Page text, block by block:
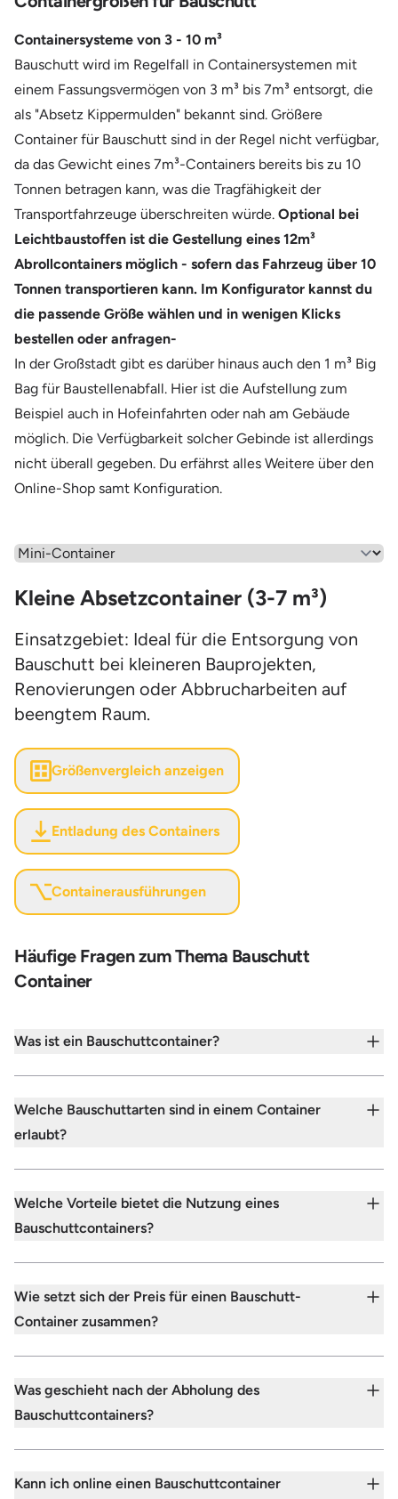
Containersysteme von 3 - 10 m³
Bauschutt wird im Regelfall in Containersystemen mit
einem Fassungsvermögen von 3 m³ bis 7m³ entsorgt, die
als "Absetz Kippermulden" bekannt sind. Größere
Container für Bauschutt sind in der Regel nicht verfügbar,
da das Gewicht eines 7m³-Containers bereits bis zu 10
Tonnen betragen kann, was die Tragfähigkeit der
Transportfahrzeuge überschreiten würde. Optional bei
Leichtbaustoffen ist die Gestellung eines 12m³
Abrollcontainers möglich - sofern das Fahrzeug über 10
Tonnen transportieren kann. Im Konfigurator kannst du
die passende Größe wählen und in wenigen Klicks
bestellen oder anfragen-
In der Großstadt gibt es darüber hinaus auch den 1 m³ Big
Bag für Baustellenabfall. Hier ist die Aufstellung zum
Beispiel auch in Hofeinfahrten oder nah am Gebäude
möglich. Die Verfügbarkeit solcher Gebinde ist allerdings
nicht überall gegeben. Du erfährst alles Weitere über den
Online-Shop samt Konfiguration.
Wähle einen Menüpunkt aus
Kleine Absetzcontainer (3-7 m³)
Einsatzgebiet: Ideal für die Entsorgung von
Bauschutt bei kleineren Bauprojekten,
Renovierungen oder Abbrucharbeiten auf
beengtem Raum.
Größenvergleich anzeigen
Entladung des Containers
Containerausführungen
Häufige Fragen zum Thema Bauschutt
Container
Was ist ein Bauschuttcontainer?
Welche Bauschuttarten sind in einem Container
erlaubt?
Welche Vorteile bietet die Nutzung eines
Bauschuttcontainers?
Wie setzt sich der Preis für einen Bauschutt-
Container zusammen?
Was geschieht nach der Abholung des
Bauschuttcontainers?
Kann ich online einen Bauschuttcontainer